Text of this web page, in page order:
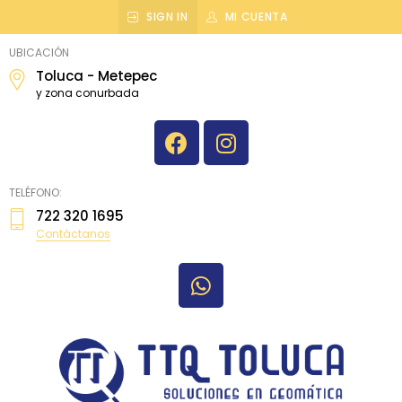
SIGN IN MI CUENTA
topografiatoluca
UBICACIÓN
Toluca - Metepec
y zona conurbada
TELÉFONO:
722 320 1695
Contáctanos